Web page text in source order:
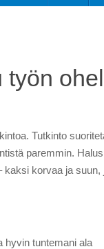
Tutkinto
paremmin.
kaksi korvaa ja suun,
hyvin tuntemani ala